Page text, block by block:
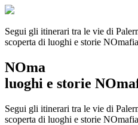
Segui gli itinerari tra le vie di
scoperta di luoghi e storie NOmafia
NOma
luoghi e storie
Segui gli itinerari tra le vie di
scoperta di luoghi e storie